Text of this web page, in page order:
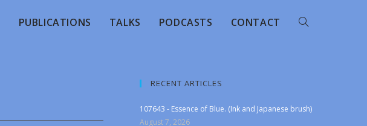
PUBLICATIONS TALKS PODCASTS CONTACT
RECENT ARTICLES
107643 - Essence of Blue. (Ink and Japanese brush)
August 7, 2026